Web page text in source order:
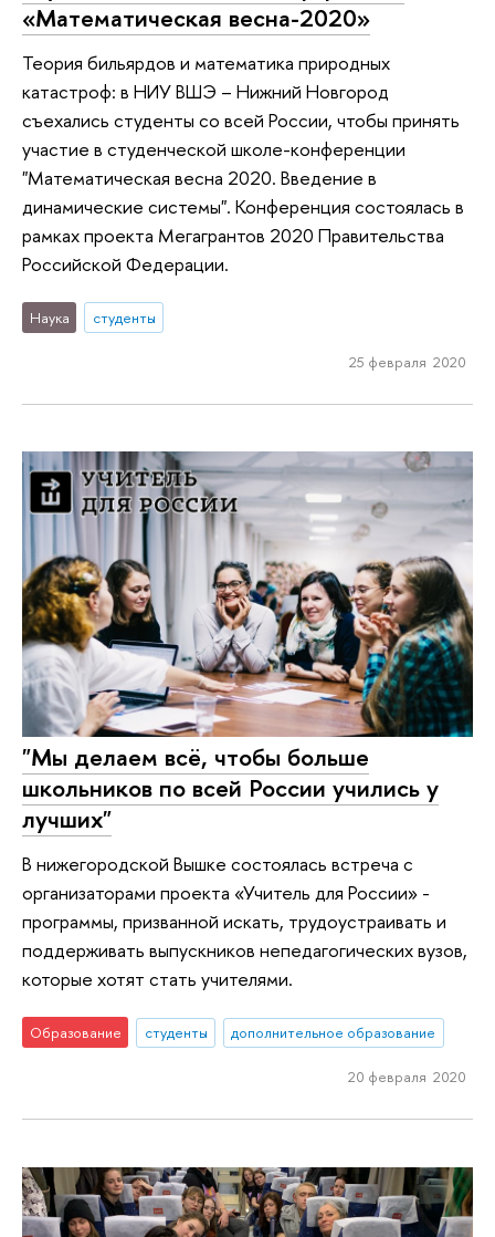
«Математическая весна-2020»
Теория бильярдов и математика природных
катастроф: в НИУ ВШЭ – Нижний Новгород
съехались студенты со всей России, чтобы принять
участие в студенческой школе-конференции
"Математическая весна 2020. Введение в
динамические системы". Конференция состоялась в
рамках проекта Мегагрантов 2020 Правительства
Российской Федерации.
Наука студенты
25 февраля 2020
"Мы делаем всё, чтобы больше
школьников по всей России учились у
лучших"
В нижегородской Вышке состоялась встреча с
организаторами проекта «Учитель для России» -
программы, призванной искать, трудоустраивать и
поддерживать выпускников непедагогических вузов,
которые хотят стать учителями.
Образование студенты дополнительное образование
20 февраля 2020